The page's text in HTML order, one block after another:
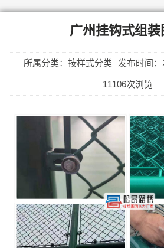
广州挂钩式组装
所属分类：按样式分类 发布时间：
11106次浏览